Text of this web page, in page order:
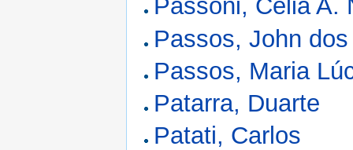
Passoni, Célia A.
Passos, John dos
Passos, Maria
Patarra, Duarte
Patati, Carlos